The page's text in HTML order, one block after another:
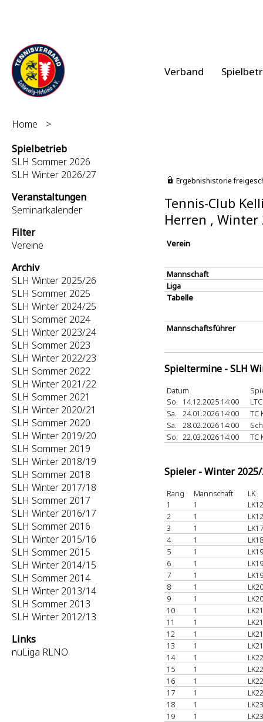
Verband
Home
>
Spielbetrieb
SLH Sommer 2026
SLH Winter 2026/27
Veranstaltungen
Seminarkalender
Filter
Vereine
Archiv
SLH Winter 2025/26
SLH Sommer 2025
SLH Winter 2024/25
SLH Sommer 2024
SLH Winter 2023/24
SLH Sommer 2023
SLH Winter 2022/23
SLH Sommer 2022
SLH Winter 2021/22
SLH Sommer 2021
SLH Winter 2020/21
SLH Sommer 2020
SLH Winter 2019/20
SLH Sommer 2019
SLH Winter 2018/19
SLH Sommer 2018
SLH Winter 2017/18
SLH Sommer 2017
SLH Winter 2016/17
SLH Sommer 2016
SLH Winter 2015/16
SLH Sommer 2015
SLH Winter 2014/15
SLH Sommer 2014
SLH Winter 2013/14
SLH Sommer 2013
SLH Winter 2012/13
Links
nuLiga RLNO
Ergebnishistorie
Tennis-Club
Herren , Winter
Verein
Mannschaft
Liga
Tabelle
Mannschaftsführer
Spieltermine - SLH
Datum
So. 14.12.2025 14:00
Sa.
24.01.2026 14:00
TC
Sa.
28.02.2026 14:00
So. 22.03.2026 14:00 TC
Spieler - Winter
Rang Mannschaft
LK
1
1
2
1
3
1
4
1
5
1
6
1
7
1
8
1
9
1
10
1
11
1
12
1
13
1
14
1
15
1
16
1
17
1
18
1
19
1